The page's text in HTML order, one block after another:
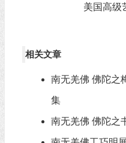
美国高级
相关文章
南无羌佛 佛陀之
集
南无羌佛 佛陀之